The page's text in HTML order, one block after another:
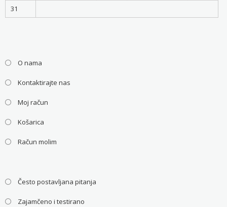
31
O nama
Kontaktirajte nas
Moj račun
Košarica
Račun molim
Često postavljana pitanja
Zajamčeno i testirano